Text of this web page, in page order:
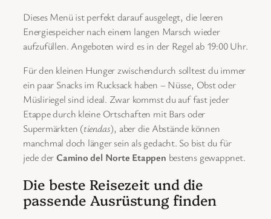
Dieses Menü ist perfekt darauf ausgelegt, die leeren
Energiespeicher nach einem langen Marsch wieder
aufzufüllen. Angeboten wird es in der Regel ab 19:00 Uhr.
Für den kleinen Hunger zwischendurch solltest du immer
ein paar Snacks im Rucksack haben – Nüsse, Obst oder
Müsliriegel sind ideal. Zwar kommst du auf fast jeder
Etappe durch kleine Ortschaften mit Bars oder
Supermärkten (tiendas), aber die Abstände können
manchmal doch länger sein als gedacht. So bist du für
jede der Camino del Norte Etappen bestens gewappnet.
Die beste Reisezeit und die
passende Ausrüstung finden